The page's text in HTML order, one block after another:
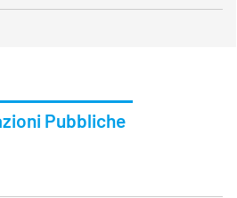
Pubbliche